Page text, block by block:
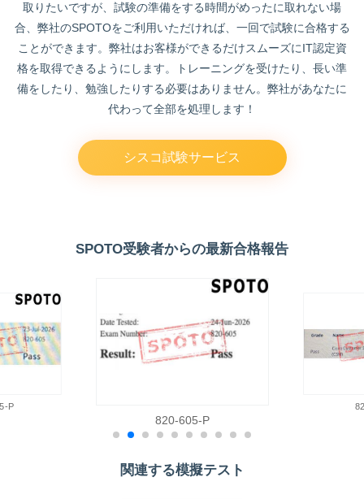
取りたいですが、試験の準備をする時間がめったに取れない場
合、弊社のSPOTOをご利用いただければ、一回で試験に合格する
ことができます。弊社はお客様ができるだけスムーズにIT認定資
格を取得できるようにします。トレーニングを受けたり、長い準
備をしたり、勉強したりする必要はありません。弊社があなたに
代わって全部を処理します！
シスコ試験サービス
SPOTO受験者からの最新合格報告
P
820-605-P
関連する模擬テスト